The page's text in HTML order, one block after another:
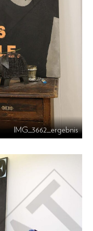
IMG_3662_ergebnis